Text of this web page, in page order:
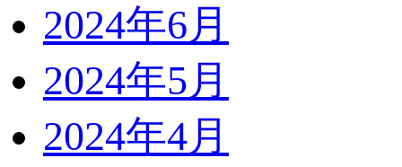
2024年6月
2024年5月
2024年4月